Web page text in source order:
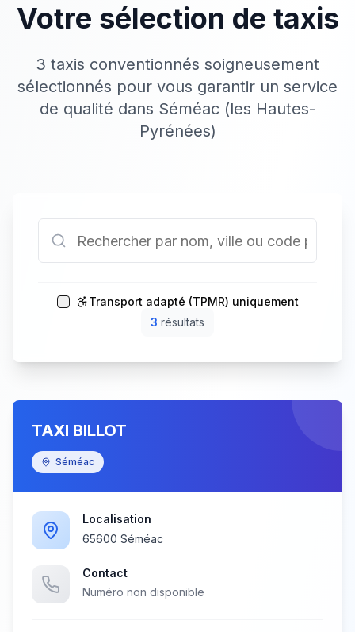
Votre sélection de taxis
3 taxis conventionnés soigneusement
sélectionnés pour vous garantir un service
de qualité dans Séméac (les Hautes-
Pyrénées)
Transport adapté (TPMR) uniquement
3 résultats
TAXI BILLOT
Séméac
Localisation
65600 Séméac
Contact
Numéro non disponible